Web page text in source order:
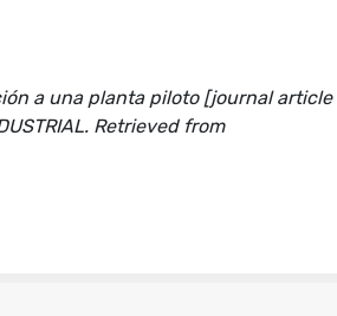
a una planta piloto [journal
Retrieved from